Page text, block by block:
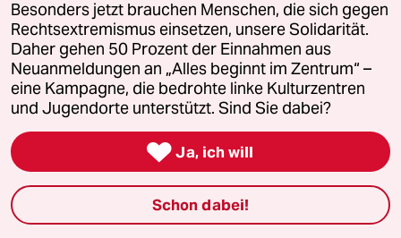
panterstiftung
panterpreis 2026
Podcast
bundestalk
fernverbindung
Besonders jetzt brauchen Menschen, die sich gegen
Rechtsextremismus einsetzen, unsere Solidarität.
Daher gehen 50 Prozent der Einnahmen aus
Neuanmeldungen an „Alles beginnt im Zentrum“ –
eine Kampagne, die bedrohte linke Kulturzentren
und Jugendorte unterstützt. Sind Sie dabei?
 Ja, ich will
Schon dabei!